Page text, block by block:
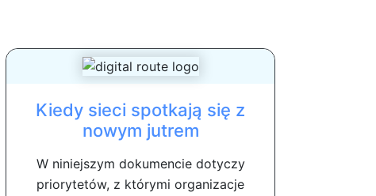
Kiedy sieci spotkają się z
nowym jutrem
W niniejszym dokumencie dotyczy
priorytetów, z którymi organizacje